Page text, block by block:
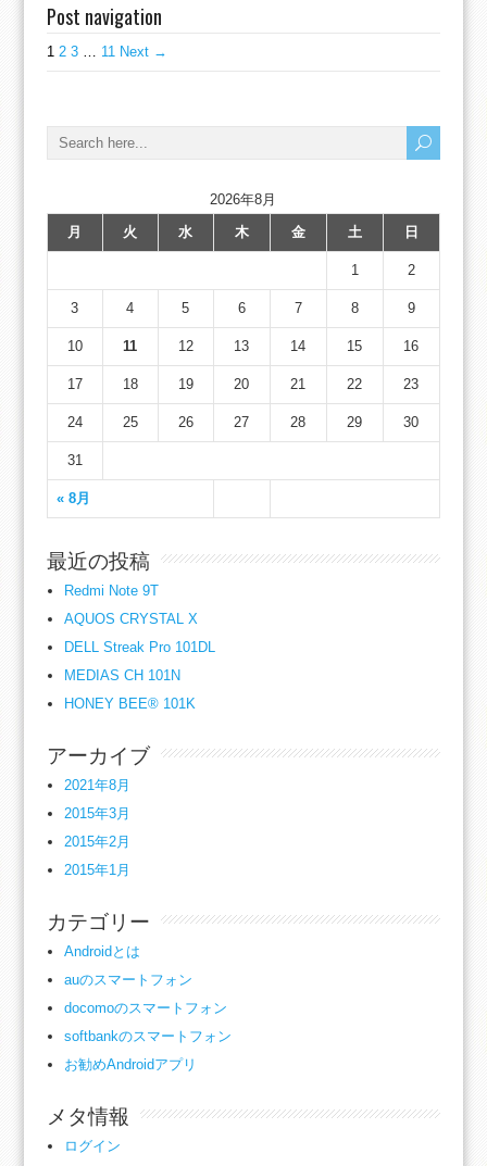
Post navigation
1 2 3 11 Next →
2026年8月
月
火 水 木 金 土 日
« 8月
1 2
3 4 5 6 7 8 9
10 11 12 13 14 15 16
17 18 19 20 21 22 23
24 25 26 27 28 29 30
31
最近の投稿
Redmi Note 9T
AQUOS CRYSTAL X
DELL Streak Pro 101DL
MEDIAS CH 101N
HONEY BEE® 101K
アーカイブ
2021年8月
2015年3月
2015年2月
2015年1月
カテゴリー
Androidとは
auのスマートフォン
docomoのスマートフォン
softbankのスマートフォン
お勧めAndroidアプリ
メタ情報
ログイン